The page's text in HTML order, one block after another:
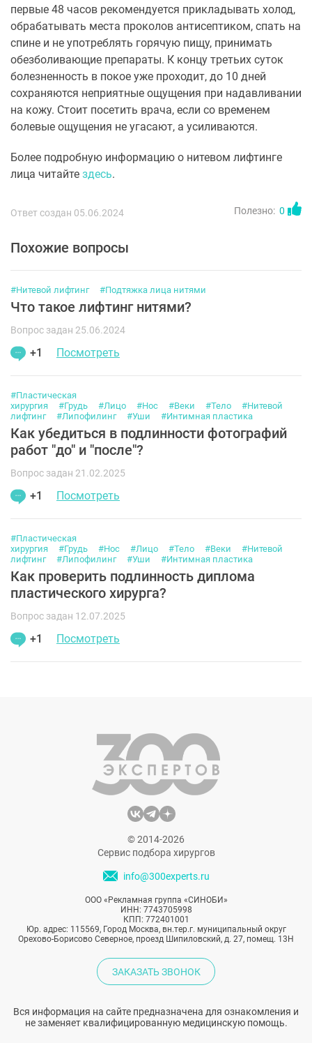
первые 48 часов рекомендуется прикладывать холод,
обрабатывать места проколов антисептиком, спать на
спине и не употреблять горячую пищу, принимать
обезболивающие препараты. К концу третьих суток
болезненность в покое уже проходит, до 10 дней
сохраняются неприятные ощущения при надавливании
на кожу. Стоит посетить врача, если со временем
болевые ощущения не угасают, а усиливаются.
Более подробную информацию о нитевом лифтинге
лица читайте здесь.
Ответ создан 05.06.2024 Полезно: 0
Похожие вопросы
#Нитевой лифтинг #Подтяжка лица нитями
Что такое лифтинг нитями?
Вопрос задан 25.06.2024
+1 Посмотреть
#Пластическая
хирургия
#Грудь #Лицо #Нос #Веки #Тело
#Нитевой
лифтинг
#Липофилинг #Уши #Интимная пластика
Как убедиться в подлинности фотографий
работ "до" и "после"?
Вопрос задан 21.02.2025
+1 Посмотреть
#Пластическая
хирургия
#Грудь #Нос #Лицо #Тело #Веки
#Нитевой
лифтинг
#Липофилинг #Уши #Интимная пластика
Как проверить подлинность диплома
пластического хирурга?
Вопрос задан 12.07.2025
+1 Посмотреть
© 2014-2026
Сервис подбора хирургов
info@300experts.ru
ООО «Рекламная группа «СИНОБИ»
ИНН: 7743705998
КПП: 772401001
Юр. адрес: 115569, Город Москва, вн.тер.г. муниципальный округ
Орехово-Борисово Северное, проезд Шипиловский, д. 27, помещ. 13Н
ЗАКАЗАТЬ ЗВОНОК
Вся информация на сайте предназначена для ознакомления и
не заменяет квалифицированную медицинскую помощь.